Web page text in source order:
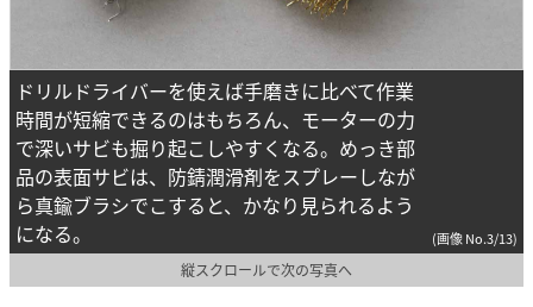
ドリルドライバーを使えば手磨きに比べて作業
時間が短縮できるのはもちろん、モーターの力
で深いサビも掘り起こしやすくなる。めっき部
品の表面サビは、防錆潤滑剤をスプレーしなが
ら真鍮ブラシでこすると、かなり見られるよう
になる。
(画像 No.3/13)
縦スクロールで次の写真へ